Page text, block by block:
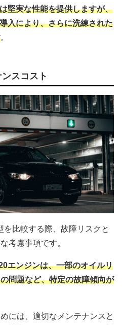
堅実な性能を提供しますが、
入により、さらに洗練された
。
スコスト
を比較する際、故障リスクと
考慮事項です。
エンジンは、一部のオイルリ
問題など、特定の故障傾向が
には、適切なメンテナンスと